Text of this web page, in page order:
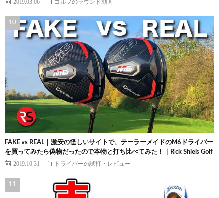
2019.03.06 ゴルフのラウンド動画
FAKE vs REAL｜激安の怪しいサイトで、テーラーメイドのM6ドライバー
を買ってみたら偽物だったので本物と打ち比べてみた！｜Rick Shiels Golf
2019.10.31 ドライバーの試打・レビュー